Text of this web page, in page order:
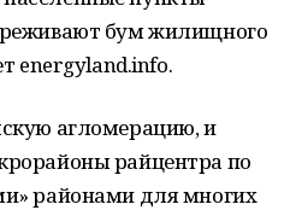
бум жилищного
energyland.info.
агломерацию, и
райцентра по
районами для многих